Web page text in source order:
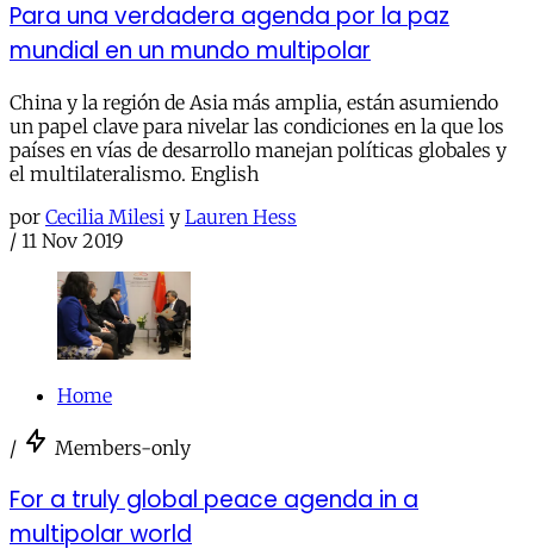
Para una verdadera agenda por la paz
mundial en un mundo multipolar
China y la región de Asia más amplia, están asumiendo
un papel clave para nivelar las condiciones en la que los
países en vías de desarrollo manejan políticas globales y
el multilateralismo. English
por Cecilia Milesi y Lauren Hess
/ 11 Nov 2019
Home
/ Members-only
For a truly global peace agenda in a
multipolar world